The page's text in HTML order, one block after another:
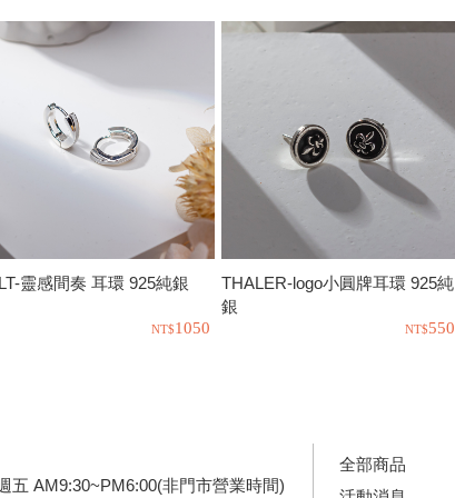
靈感間奏 耳環 925純銀
1050
THALER-logo小圓牌耳環 925純
銀
550
五 AM9:30~PM6:00(非門市營業時間)
全部商品